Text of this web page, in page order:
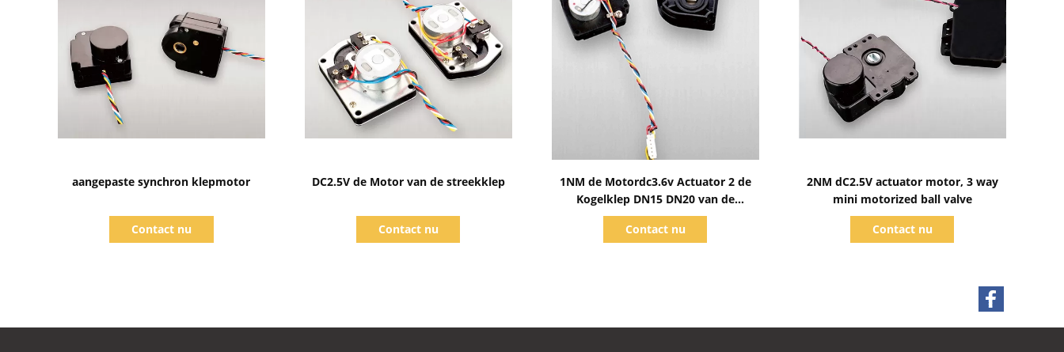
aangepaste synchron klepmotor
Contact nu
DC2.5V de Motor van de streekklep
Contact nu
1NM de Motordc3.6v Actuator 2 de
Kogelklep DN15 DN20 van de
streekklep van het Maniermessing
Contact nu
2NM dC2.5V actuator motor, 3 way
mini motorized ball valve
Contact nu